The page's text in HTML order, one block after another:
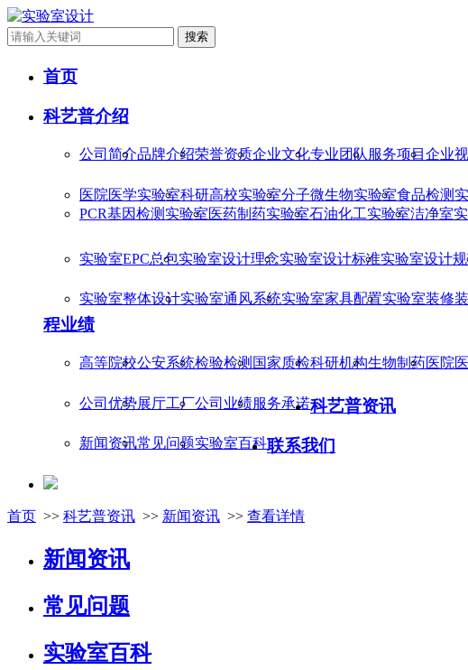
搜索
首页
科艺普介绍
公司简介品牌介绍荣誉资质企业文化专业团队 服务项目 企业
医院医学实验室科研高校实验室分子微生物实验室食品检测
PCR基因检测实验室医药制药实验室石油化工实验室洁净室
实验室EPC总包实验室设计理念实验室设计标准实验室设计
实验室整体设计实验室通风系统实验室家具配置实验室装修
程业绩
高等院校公安系统检验检测 国家质检科研机构生物制药医院
公司优势展厅工厂公司业绩服务承诺科艺普资讯
新闻资讯常见问题实验室百科联系我们
首页 >> 科艺普资讯 >> 新闻资讯 >> 查看详情
新闻资讯
常见问题
实验室百科